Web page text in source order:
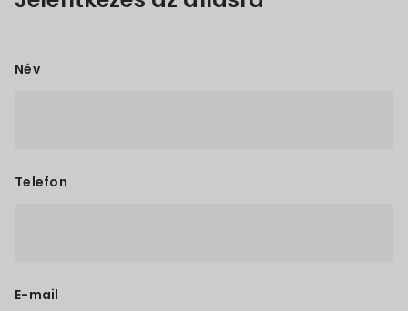
Név
Telefon
E-mail